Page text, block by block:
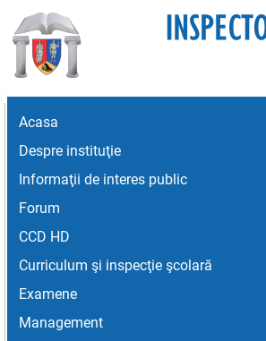
Acasa
Despre instituţie
Informaţii de interes public
Forum
CCD HD
Curriculum şi inspecţie şcolară
Examene
Management